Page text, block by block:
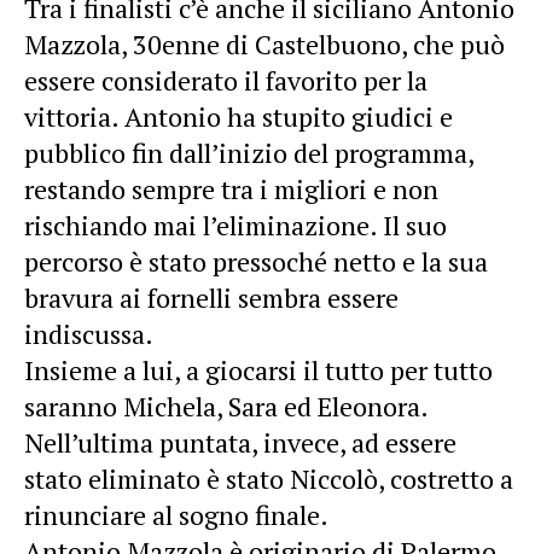
Tra i finalisti c’è anche il siciliano Antonio
Mazzola, 30enne di Castelbuono, che può
essere considerato il favorito per la
vittoria. Antonio ha stupito giudici e
pubblico fin dall’inizio del programma,
restando sempre tra i migliori e non
rischiando mai l’eliminazione. Il suo
percorso è stato pressoché netto e la sua
bravura ai fornelli sembra essere
indiscussa.
Insieme a lui, a giocarsi il tutto per tutto
saranno Michela, Sara ed Eleonora.
Nell’ultima puntata, invece, ad essere
stato eliminato è stato Niccolò, costretto a
rinunciare al sogno finale.